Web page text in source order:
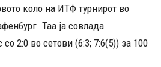
коло на ИТФ турнирот во
Таа ја совлада
2:0 во сетови (6:3; 7:6(5)) за 100